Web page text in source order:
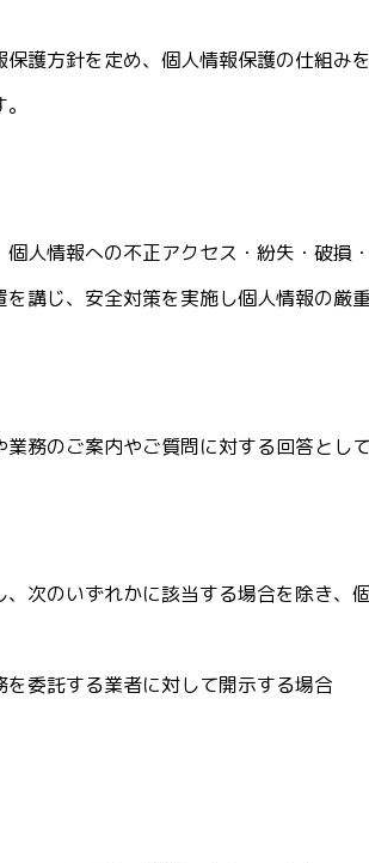
護方針を定め、個人情報保護の仕組み
人情報への不正アクセス・紛失・破損
講じ、安全対策を実施し個人情報の厳
務のご案内やご質問に対する回答とし
次のいずれかに該当する場合を除き、
委託する業者に対して開示する場合